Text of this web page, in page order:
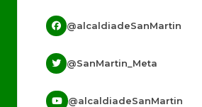
@alcaldiadeSanMartin
@SanMartin_Meta
@alcaldiadeSanMartin